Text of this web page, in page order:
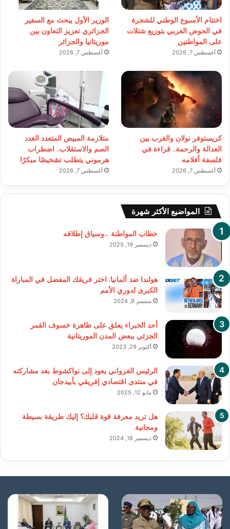
اختتام الأسبوع الوطني للشجرة
في الحوض الغربي بتوزيع شتلات
على المواطنين
أغسطس 7, 2026
الوزير الأول يبحث مع السفير
الجزائري تعزيز التعاون بين
موريتانيا والجزائر
أغسطس 7, 2026
كريستوفر نولان والغرب بين
العدالة والرحمة.. قراءة في
فلسفة أفلامه
أغسطس 7, 2026
متلازمة المبيض المتعدد الغدد
الصم والاستقلاب.. اضطراب
هرموني يتطلب تشخيصًا مبكرًا
أغسطس 7, 2026
المواضيع الأكثر شهرة
خطاب المواطنة …وسياق إطلاقه
ديسمبر 19, 2025
هولندا ضد ألمانيا: اختر فريقك المفضل في المباراة
الكبرى لدوري الأمم
سبتمبر 9, 2024
أحد الخبراء يعلق على ظاهرة خسوف القمر
الجزئي ببعض المدن الموريتانية
أكتوبر 29, 2023
الرئيس الغزواني يعود إلى نواكشوط بعد مشاركته
في منتدى اقتصادي إفريقي بأبيدجان
مايو 12, 2025
هل تريد معرفة قوة قلبك؟ إليك طريقة بسيطة
ومجانية
ديسمبر 18, 2024